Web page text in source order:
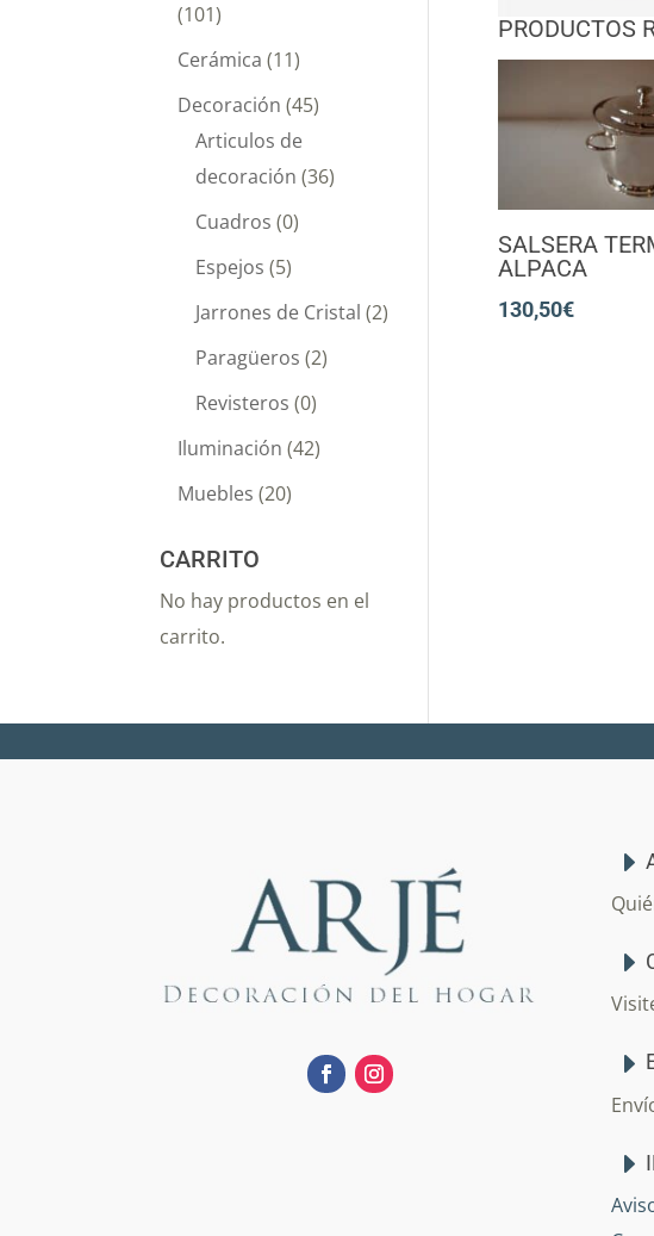
PRODUCTOS
SALSERA
ALPACA
130,50€
(101)
Cerámica (11)
Decoración (45)
Articulos de
decoración (36)
Cuadros (0)
Espejos (5)
Jarrones de Cristal (2)
Paragüeros (2)
Revisteros (0)
Iluminación (42)
Muebles (20)
CARRITO
No hay productos en el
carrito.